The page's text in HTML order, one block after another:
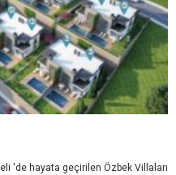
'de hayata geçirilen Özbek Villaları